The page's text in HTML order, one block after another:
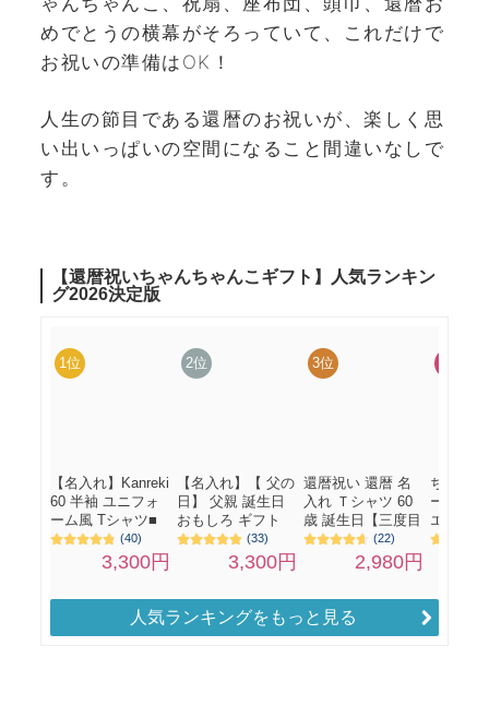
めでとうの横幕がそろっていて、これだけで
お祝いの準備はOK！
人生の節目である還暦のお祝いが、楽しく思
い出いっぱいの空間になること間違いなしで
す。
人気ランキングをもっと見る